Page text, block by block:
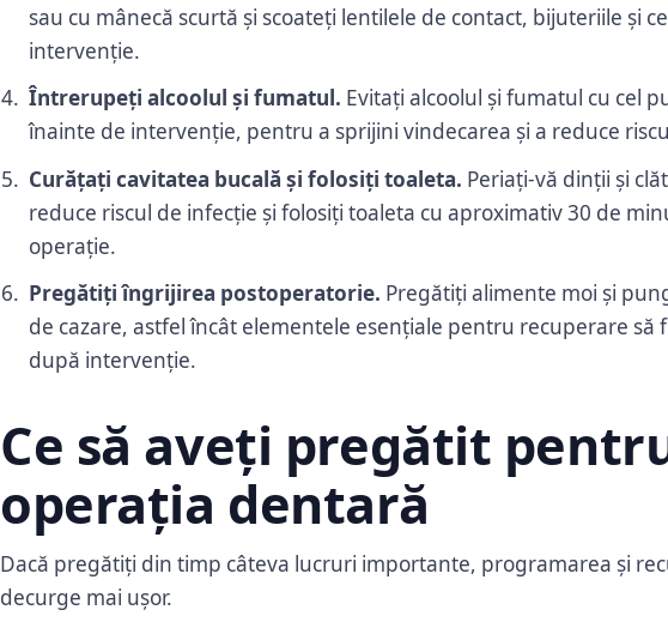
sau cu mânecă scurtă și scoateți lentilele de contact, bijuteriile și
intervenție.
Întrerupeți alcoolul și fumatul. Evitați alcoolul și fumatul cu cel
înainte de intervenție, pentru a sprijini vindecarea și a reduce
Curățați cavitatea bucală și folosiți toaleta. Periați-vă dinții și
reduce riscul de infecție și folosiți toaleta cu aproximativ 30 de
operație.
Pregătiți îngrijirea postoperatorie. Pregătiți alimente moi și
de cazare, astfel încât elementele esențiale pentru recuperare să
după intervenție.
Ce să aveți pregătit
operația dentară
Dacă pregătiți din timp câteva lucruri importante, programarea și
decurge mai ușor.